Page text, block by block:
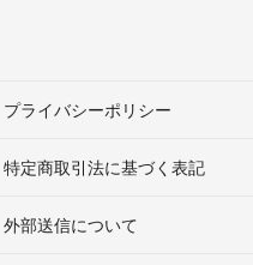
プライバシーポリシー
特定商取引法に基づく表記
外部送信について